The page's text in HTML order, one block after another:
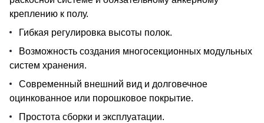
креплению к полу.
Гибкая регулировка высоты полок.
Возможность создания многосекционных модульных
систем хранения.
Современный внешний вид и долговечное
оцинкованное или порошковое покрытие.
Простота сборки и эксплуатации.